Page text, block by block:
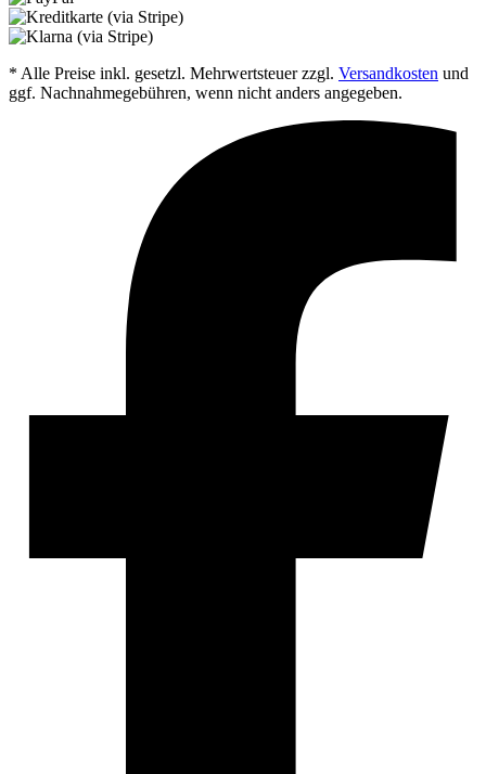
* Alle Preise inkl. gesetzl. Mehrwertsteuer zzgl. Versandkosten und
ggf. Nachnahmegebühren, wenn nicht anders angegeben.